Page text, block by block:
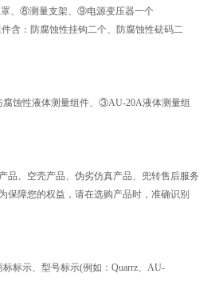
、⑧测量支架、⑨电源变压器一个
含：防腐蚀性挂钩二个、防腐蚀性砝码二
蚀性液体测量组件、③AU-20A液体测量组
品、空壳产品、伪劣仿真产品、兜转售后服务
保障您的权益，请在选购产品时，准确识别
标示、型号标示(例如：Quarrz、AU-